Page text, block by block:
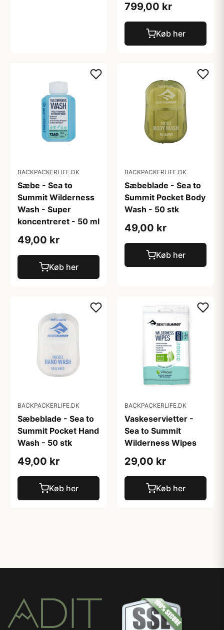
799,00 kr
Køb her
BACKPACKERLIFE.DK
Sæbe - Sea to
Summit Wilderness
Wash - Super
koncentreret - 50 ml
49,00 kr
Køb her
BACKPACKERLIFE.DK
Sæbeblade - Sea to
Summit Pocket Body
Wash - 50 stk
49,00 kr
Køb her
BACKPACKERLIFE.DK
Sæbeblade - Sea to
Summit Pocket Hand
Wash - 50 stk
49,00 kr
Køb her
BACKPACKERLIFE.DK
Vaskeservietter -
Sea to Summit
Wilderness Wipes
29,00 kr
Køb her